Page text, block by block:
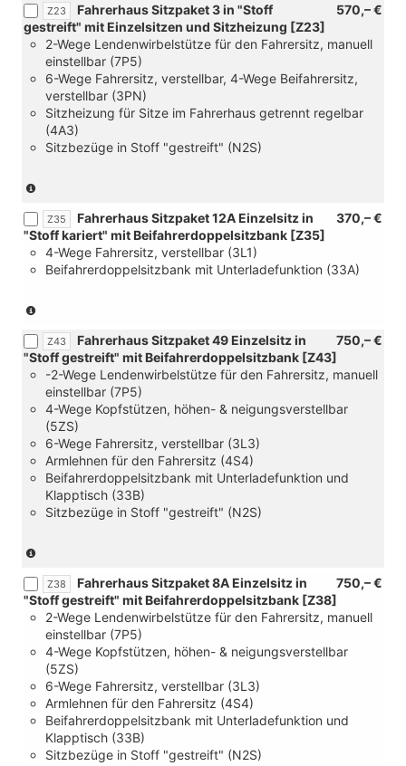
Sitzpaket
und
[1EV]
Typschild
Nutzfahrzeug-
Zulassung
N1
und
[4VQ]
EB
und
[4X0]
ohne
6
Verzurrösen
zur
Ladegutsicherung
im
Fahrgast/Laderaum)
Verbindung
mit
[FC]
Palladium
Super
Dark-
Black
und
[YAA]
Z23 570,– €
Fahrerhaus Sitzpaket 3 in "Stoff
gestreift" mit Einzelsitzen und Sitzheizung [Z23]
2-Wege Lendenwirbelstütze für den Fahrersitz, manuell
einstellbar (7P5)
6-Wege Fahrersitz, verstellbar, 4-Wege Beifahrersitz,
verstellbar (3PN)
Sitzheizung für Sitze im Fahrerhaus getrennt regelbar
(4A3)
Sitzbezüge in Stoff "gestreift" (N2S)
Verbindung
mit
[FC]
Palladium
und
[YAA]
Steuerung
Sitzpaket
und
[4X0]
ohne
Seitenairbags
und
[6B2]
4
im
Fahrgast/Laderaum)
Z35 370,– €
Fahrerhaus Sitzpaket 12A Einzelsitz in
"Stoff kariert" mit Beifahrerdoppelsitzbank [Z35]
4-Wege Fahrersitz, verstellbar (3L1)
Beifahrerdoppelsitzbank mit Unterladefunktion (33A)
Verbindung
mit
[YAA
Steuerung
Sitzpaket)
Z43 750,– €
Fahrerhaus Sitzpaket 49 Einzelsitz in
"Stoff gestreift" mit Beifahrerdoppelsitzbank [Z43]
-2-Wege Lendenwirbelstütze für den Fahrersitz, manuell
einstellbar (7P5)
4-Wege Kopfstützen, höhen- & neigungsverstellbar
(5ZS)
6-Wege Fahrersitz, verstellbar (3L3)
Armlehnen für den Fahrersitz (4S4)
Beifahrerdoppelsitzbank mit Unterladefunktion und
Klapptisch (33B)
Sitzbezüge in Stoff "gestreift" (N2S)
Verbindung
mit
[FC]
Palladium
Super
Dark-
Black
und
[YAA]
Steuerung
Sitzpaket)
Z38 750,– €
Fahrerhaus Sitzpaket 8A Einzelsitz in
"Stoff gestreift" mit Beifahrerdoppelsitzbank [Z38]
2-Wege Lendenwirbelstütze für den Fahrersitz, manuell
einstellbar (7P5)
4-Wege Kopfstützen, höhen- & neigungsverstellbar
(5ZS)
6-Wege Fahrersitz, verstellbar (3L3)
Armlehnen für den Fahrersitz (4S4)
Beifahrerdoppelsitzbank mit Unterladefunktion und
Klapptisch (33B)
Sitzbezüge in Stoff "gestreift" (N2S)